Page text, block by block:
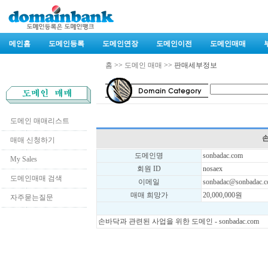
메인홈 도메인등록 도메인연장 도메인이전 도메인매매
도메인 매매리스트
매매 신청하기
My Sales
도메인매매 검색
자주묻는질문
홈 >> 도메인 매매 >> 판매세부정보
도메인명
sonbadac.com
회원 ID
nosaex
이메일
매매 희망가
20,000,000원
손바닥과 관련된 사업을 위한 도메인 - sonbadac.com